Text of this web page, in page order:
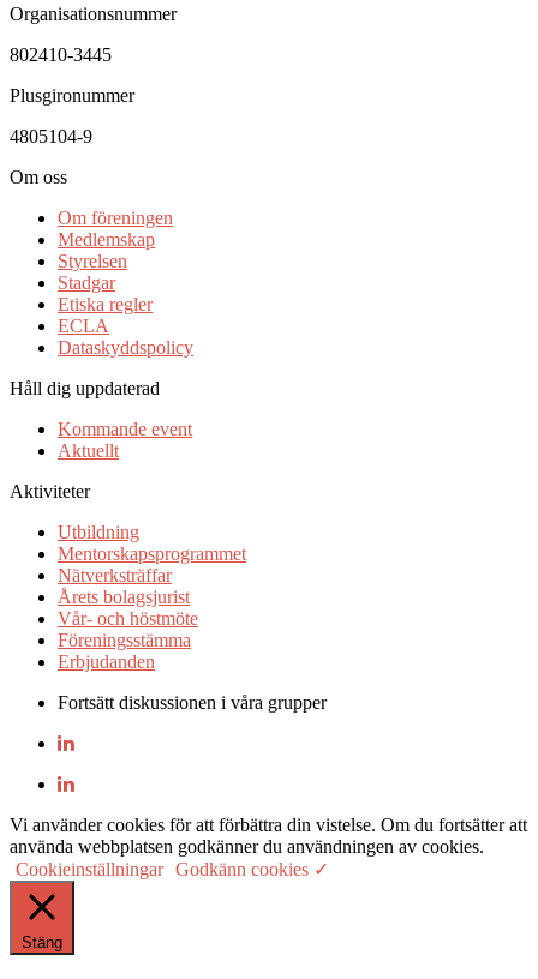
Organisationsnummer
802410-3445
Plusgironummer
4805104-9
Om oss
Om föreningen
Medlemskap
Styrelsen
Stadgar
Etiska regler
ECLA
Dataskyddspolicy
Håll dig uppdaterad
Kommande event
Aktuellt
Aktiviteter
Utbildning
Mentorskapsprogrammet
Nätverksträffar
Årets bolagsjurist
Vår- och höstmöte
Föreningsstämma
Erbjudanden
Fortsätt diskussionen i våra grupper
Vi använder cookies för att förbättra din vistelse. Om du fortsätter att
använda webbplatsen godkänner du användningen av cookies.
Cookieinställningar Godkänn cookies ✓
Stäng